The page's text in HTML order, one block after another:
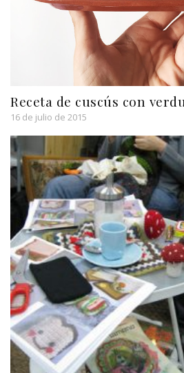
Receta de cuscús con
16 de julio de 2015